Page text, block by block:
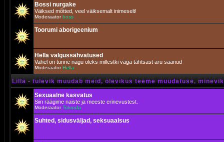
Bossi nurgake
Väiksed mõtted, veel väiksemalt inimeselt!
Moderaatorboss
Toorumi aborigeenium
Hella valgussähvatused
Vahel on tunne nagu oleks millestki väga tähtsast aru saanud
Moderaator Hella
Lilla - tulevik muudab meid, olevikus teeme muudatuse,
Sexuaalne kasvatus
Siin räägime naiste ja meeste erinevustest.
ModeraatorTokroda
Suhted, sidusväljad, seksuaalsus